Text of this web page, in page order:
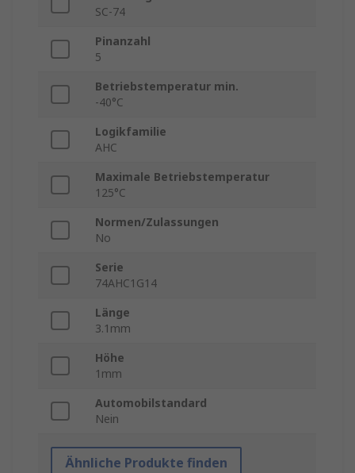
SC-74
Pinanzahl
5
Betriebstemperatur min.
-40°C
Logikfamilie
AHC
Maximale Betriebstemperatur
125°C
Normen/Zulassungen
No
Serie
74AHC1G14
Länge
3.1mm
Höhe
1mm
Automobilstandard
Nein
Ähnliche Produkte finden